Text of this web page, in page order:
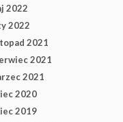
2022
2022
2021
2021
2021
2020
2019